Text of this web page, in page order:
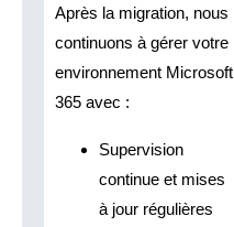
Après la migration, nous
continuons à gérer votre
environnement Microsoft
365 avec :
Supervision
continue et mises
à jour régulières